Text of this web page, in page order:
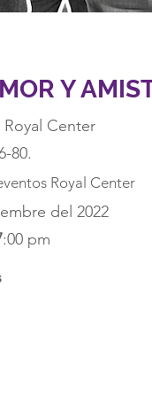
Y
Center
80.
Royal Center
del 2022
:00 pm